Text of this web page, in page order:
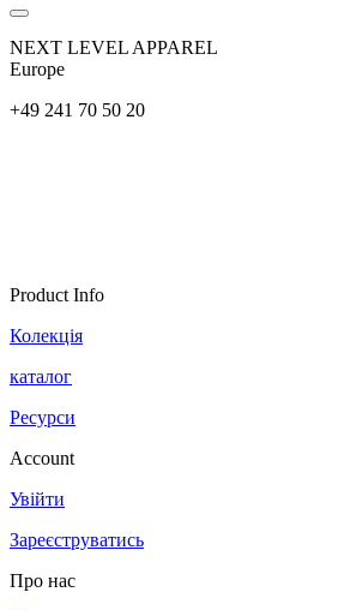
NEXT LEVEL APPAREL
Europe
+49 241 70 50 20
Product Info
Колекція
каталог
Ресурси
Account
Увійти
Зареєструватись
Про нас